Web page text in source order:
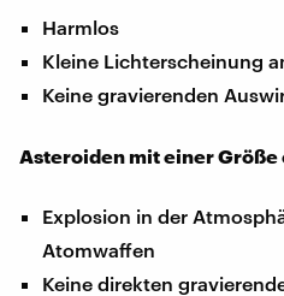
Harmlos
Kleine Lichterscheinung
Keine gravierenden
Asteroiden mit einer Größe
Explosion in der
Atomwaffen
Keine direkten